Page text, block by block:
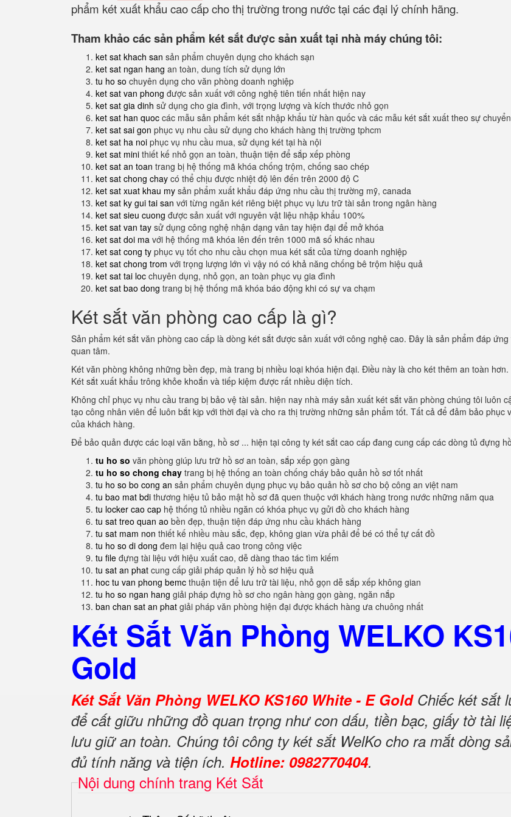
phẩm két xuất khẩu cao cấp cho thị trường trong nước tại các đại lý chính hãng.
Tham khảo các sản phẩm két sắt được sản xuất tại nhà máy chúng tôi:
ket sat khach san sản phẩm chuyên dụng cho khách sạn
ket sat ngan hang an toàn, dung tích sử dụng lớn
tu ho so chuyên dụng cho văn phòng doanh nghiệp
ket sat van phong được sản xuất với công nghệ tiên tiến nhất hiện nay
ket sat gia dinh sử dụng cho gia đình, với trọng lượng và kích thước nhỏ gọn
ket sat han quoc các mẫu sản phẩm két sắt nhập khẩu từ hàn quốc và các mẫu két sắt xuất theo sự
ket sat sai gon phục vụ nhu cầu sử dụng cho khách hàng thị trường tphcm
ket sat ha noi phục vụ nhu cầu mua, sử dụng két tại hà nội
ket sat mini thiết kế nhỏ gọn an toàn, thuận tiện để sắp xếp phòng
ket sat an toan trang bị hệ thống mã khóa chống trộm, chống sao chép
ket sat chong chay có thể chịu được nhiệt độ lên đến trên 2000 độ C
ket sat xuat khau my sản phẩm xuất khẩu đáp ứng nhu cầu thị trường mỹ, canada
ket sat ky gui tai san với từng ngăn két riêng biệt phục vụ lưu trữ tài sản trong ngân hàng
ket sat sieu cuong được sản xuất với nguyên vật liệu nhập khẩu 100%
ket sat van tay sử dụng công nghệ nhận dạng vân tay hiện đại để mở khóa
ket sat doi ma với hệ thống mã khóa lên đến trên 1000 mã số khác nhau
ket sat cong ty phục vụ tốt cho nhu cầu chọn mua két sắt của từng doanh nghiệp
ket sat chong trom với trọng lượng lớn vì vậy nó có khả năng chống bê trộm hiệu quả
ket sat tai loc chuyên dụng, nhỏ gọn, an toàn phục vụ gia đình
ket sat bao dong trang bị hệ thống mã khóa báo động khi có sự va chạm
Két sắt văn phòng cao cấp là gì?
Sản phẩm két sắt văn phòng cao cấp là dòng két sắt được sản xuất với công nghệ cao. Đây là sản phẩm đáp
quan tâm.
Két văn phòng không những bền đẹp, mà trang bị nhiều loại khóa hiện đại. Điều này là cho két thêm an toàn
Két sắt xuất khẩu trông khỏe khoắn và tiếp kiệm được rất nhiều diện tích.
Không chỉ phục vụ nhu cầu trang bị bảo vệ tài sản. hiện nay nhà máy sản xuất két sắt văn phòng chúng tôi luôn
tạo công nhân viên để luôn bắt kịp với thời đại và cho ra thị trường những sản phẩm tốt. Tất cả để đảm bảo
của khách hàng.
Để bảo quản được các loại văn bằng, hồ sơ ... hiện tại công ty két sắt cao cấp đang cung cấp các dòng tủ đựng
tu ho so văn phòng giúp lưu trữ hồ sơ an toàn, sắp xếp gọn gàng
tu ho so chong chay trang bị hệ thống an toàn chống cháy bảo quản hồ sơ tốt nhất
tu ho so bo cong an sản phẩm chuyên dụng phục vụ bảo quản hồ sơ cho bộ công an việt nam
tu bao mat bdi thương hiệu tủ bảo mật hồ sơ đã quen thuộc với khách hàng trong nước những năm qua
tu locker cao cap hệ thống tủ nhiều ngăn có khóa phục vụ gửi đồ cho khách hàng
tu sat treo quan ao bền đẹp, thuận tiện đáp ứng nhu cầu khách hàng
tu sat mam non thiết kế nhiều màu sắc, đẹp, không gian vừa phải để bé có thể tự cất đồ
tu ho so di dong đem lại hiệu quả cao trong công việc
tu file đựng tài liệu với hiệu xuất cao, dễ dàng thao tác tìm kiếm
tu sat an phat cung cấp giải pháp quản lý hồ sơ hiệu quả
hoc tu van phong bemc thuận tiện để lưu trữ tài liệu, nhỏ gọn dễ sắp xếp không gian
tu ho so ngan hang giải pháp đựng hồ sơ cho ngân hàng gọn gàng, ngăn nắp
ban chan sat an phat giải pháp văn phòng hiện đại được khách hàng ưa chuông nhất
Két Sắt Văn Phòng WELKO
Gold
Két Sắt Văn Phòng WELKO KS160 White - E Gold Chiếc két sắt
để cất giữu những đồ quan trọng như con dấu, tiền bạc, giấy tờ tài
lưu giữ an toàn. Chúng tôi công ty két sắt WelKo cho ra mắt dòng
đủ tính năng và tiện ích. Hotline: 0982770404.
Nội dung chính trang Két Sắt